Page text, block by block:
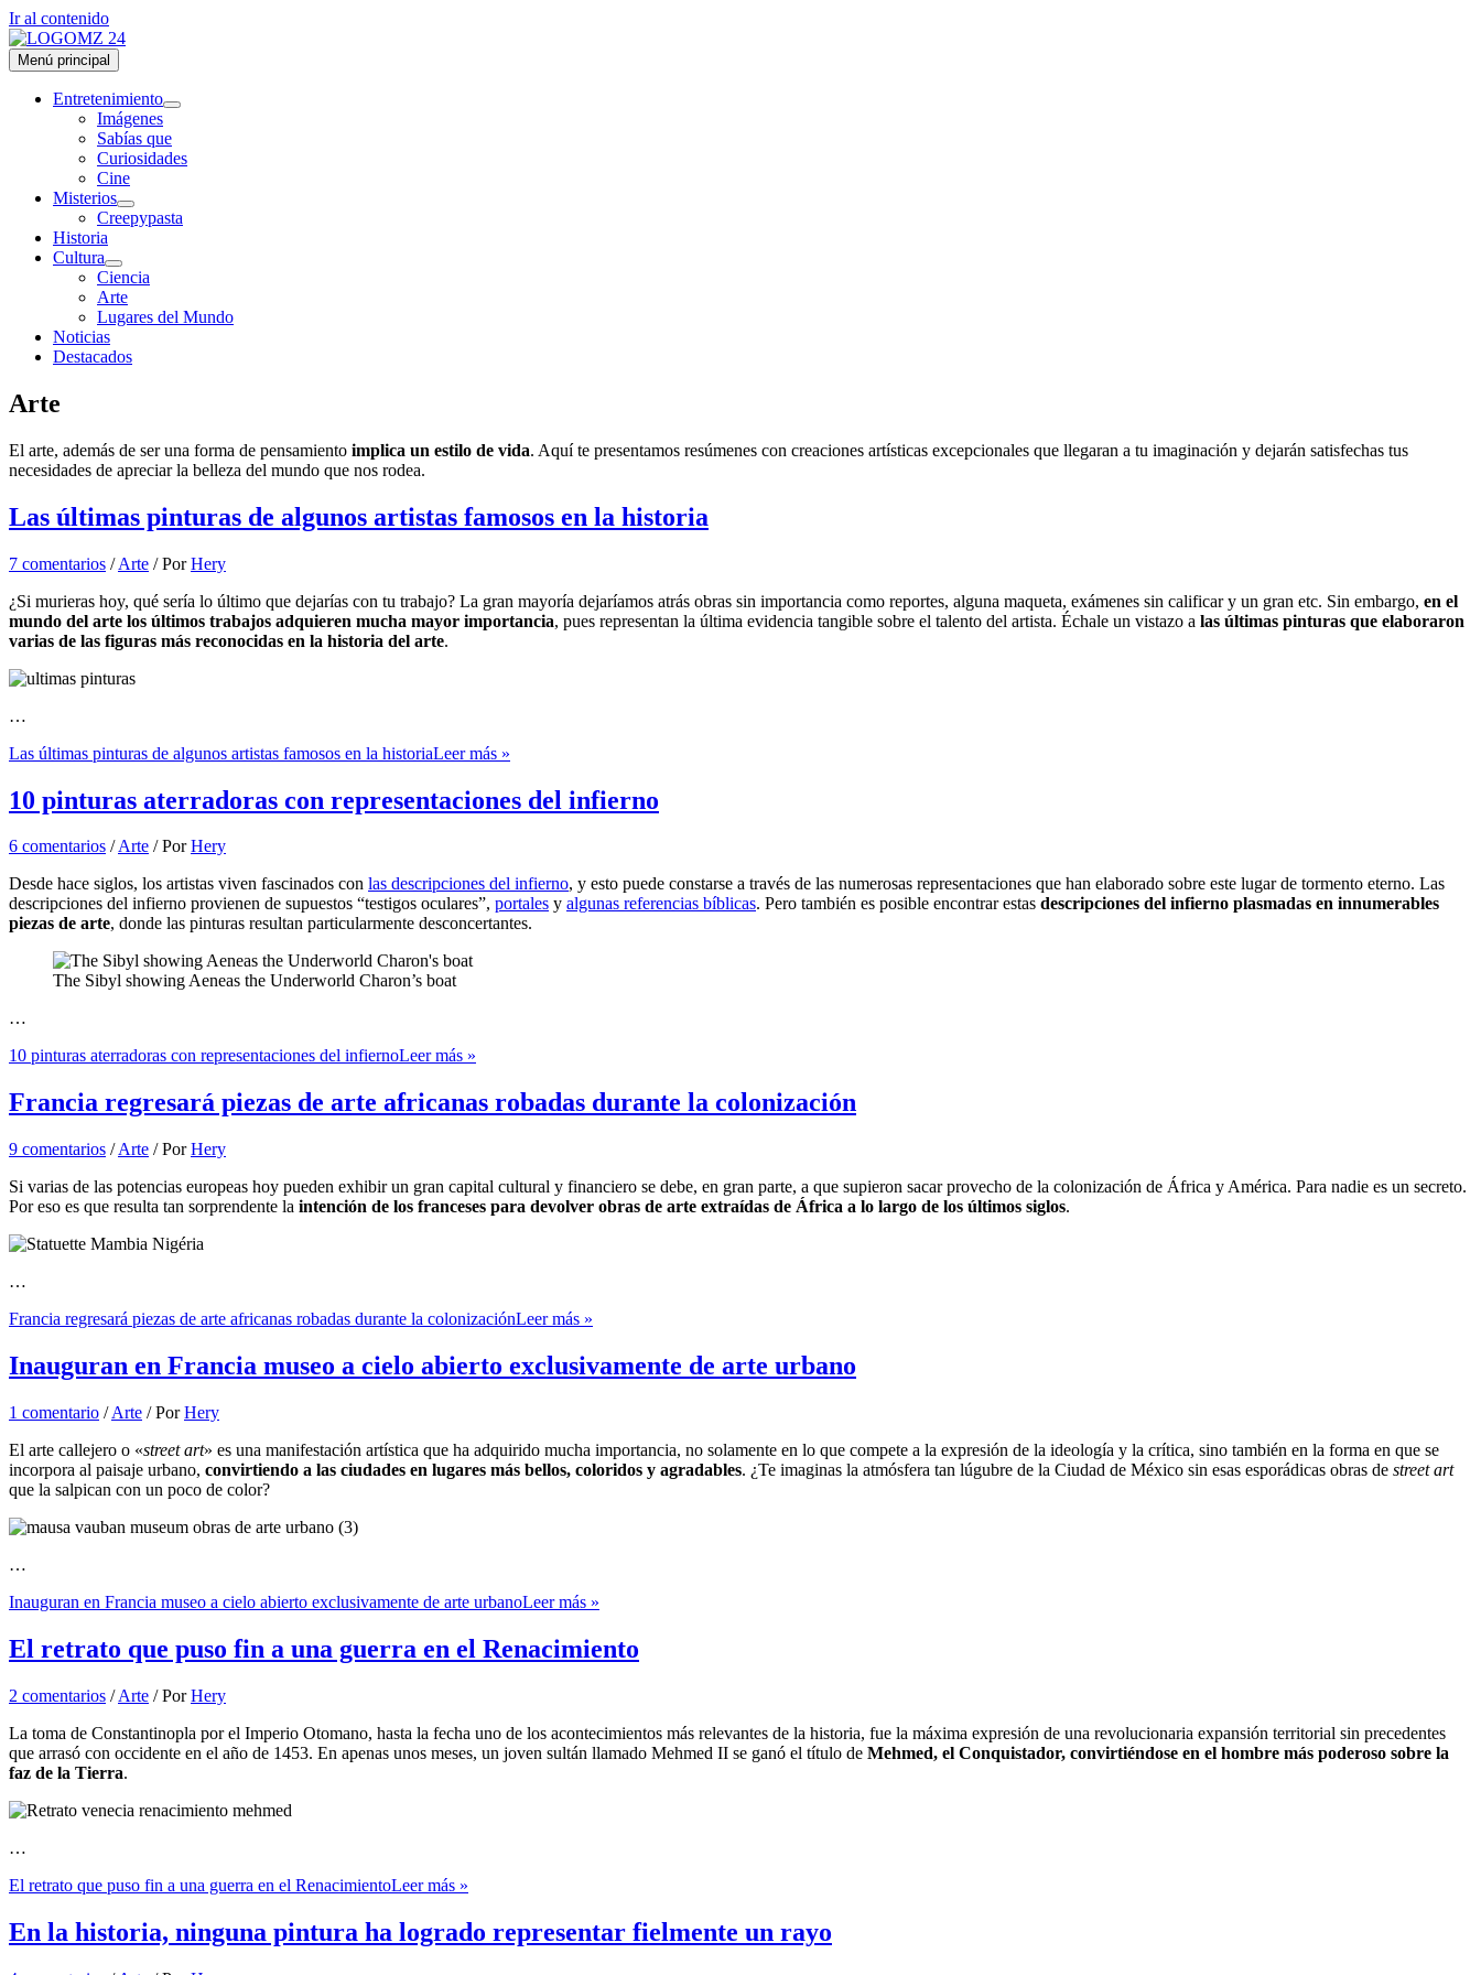
Ir al contenido
Menú principal
Entretenimiento
Imágenes
Sabías que
Curiosidades
Cine
Misterios
Creepypasta
Historia
Cultura
Ciencia
Arte
Lugares del Mundo
Noticias
Destacados
Arte
El arte, además de ser una forma de pensamiento implica un estilo de vida. Aquí te presentamos resúmenes con creaciones artísticas excepcionales que llegaran a tu imaginación y dejarán satisfechas tus
necesidades de apreciar la belleza del mundo que nos rodea.
Las últimas pinturas de algunos artistas famosos en la historia
7 comentarios /Arte / PorHery
¿Si murieras hoy, qué sería lo último que dejarías con tu trabajo? La gran mayoría dejaríamos atrás obras sin importancia como reportes, alguna maqueta, exámenes sin calificar y un gran etc. Sin embargo, en el
mundo del arte los últimos trabajos adquieren mucha mayor importancia, pues representan la última evidencia tangible sobre el talento del artista. Échale un vistazo a las últimas pinturas que elaboraron
varias de las figuras más reconocidas en la historia del arte.
…
Las últimas pinturas de algunos artistas famosos en la historiaLeer más »
10 pinturas aterradoras con representaciones del infierno
6 comentarios /Arte / PorHery
Desde hace siglos, los artistas viven fascinados con las descripciones del infierno, y esto puede constarse a través de las numerosas representaciones que han elaborado sobre este lugar de tormento eterno. Las
descripciones del infierno provienen de supuestos “testigos oculares”, portales y algunas referencias bíblicas. Pero también es posible encontrar estas descripciones del infierno plasmadas en innumerables
piezas de arte, donde las pinturas resultan particularmente desconcertantes.
The Sibyl showing Aeneas the Underworld Charon’s boat
…
10 pinturas aterradoras con representaciones del infiernoLeer más »
Francia regresará piezas de arte africanas robadas durante la colonización
9 comentarios /Arte / PorHery
Si varias de las potencias europeas hoy pueden exhibir un gran capital cultural y financiero se debe, en gran parte, a que supieron sacar provecho de la colonización de África y América. Para nadie es un secreto.
Por eso es que resulta tan sorprendente la intención de los franceses para devolver obras de arte extraídas de África a lo largo de los últimos siglos.
…
Francia regresará piezas de arte africanas robadas durante la colonizaciónLeer más »
Inauguran en Francia museo a cielo abierto exclusivamente de arte urbano
1 comentario /Arte / PorHery
El arte callejero o «street art» es una manifestación artística que ha adquirido mucha importancia, no solamente en lo que compete a la expresión de la ideología y la crítica, sino también en la forma en que se
incorpora al paisaje urbano, convirtiendo a las ciudades en lugares más bellos, coloridos y agradables. ¿Te imaginas la atmósfera tan lúgubre de la Ciudad de México sin esas esporádicas obras de street art
que la salpican con un poco de color?
…
Inauguran en Francia museo a cielo abierto exclusivamente de arte urbanoLeer más »
El retrato que puso fin a una guerra en el Renacimiento
2 comentarios /Arte / PorHery
La toma de Constantinopla por el Imperio Otomano, hasta la fecha uno de los acontecimientos más relevantes de la historia, fue la máxima expresión de una revolucionaria expansión territorial sin precedentes
que arrasó con occidente en el año de 1453. En apenas unos meses, un joven sultán llamado Mehmed II se ganó el título de Mehmed, el Conquistador, convirtiéndose en el hombre más poderoso sobre la
faz de la Tierra.
…
El retrato que puso fin a una guerra en el RenacimientoLeer más »
En la historia, ninguna pintura ha logrado representar fielmente un rayo